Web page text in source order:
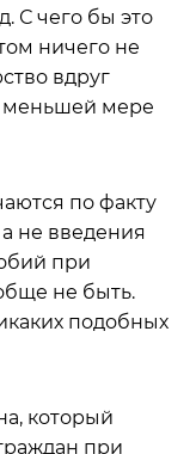
С чего бы это
ничего не
вдруг
меньшей мере
по факту
не введения
при
не быть.
подобных
который
при